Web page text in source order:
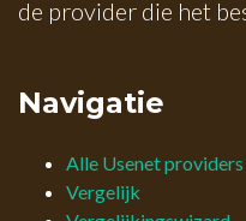
de provider die het
Navigatie
Alle Usenet providers
Vergelijk